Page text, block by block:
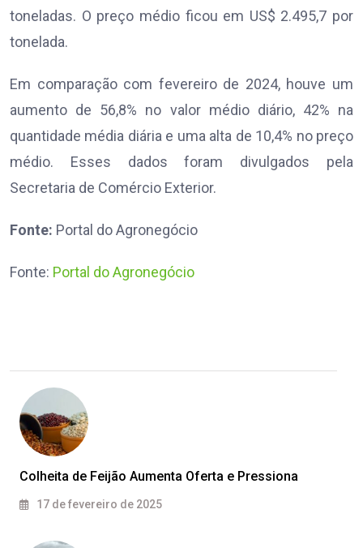
toneladas. O preço médio ficou em US$ 2.495,7 por
tonelada.
Em comparação com fevereiro de 2024, houve um
aumento de 56,8% no valor médio diário, 42% na
quantidade média diária e uma alta de 10,4% no preço
médio. Esses dados foram divulgados pela
Secretaria de Comércio Exterior.
Fonte: Portal do Agronegócio
Fonte: Portal do Agronegócio
Colheita de Feijão Aumenta Oferta e Pressiona
17 de fevereiro de 2025